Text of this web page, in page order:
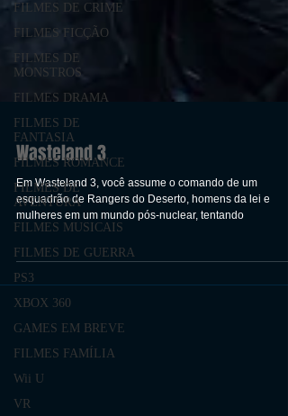
FILMES DE CRIME
FILMES FICÇÃO
FILMES DE
MONSTROS
FILMES DRAMA
FILMES DE
FANTASIA
FILMES ROMANCE
FILMES DE
AVENTURA
FILMES MUSICAIS
FILMES DE GUERRA
PS3
XBOX 360
GAMES EM BREVE
FILMES FAMÍLIA
Wii U
VR
Wasteland 3
esquadrão de Rangers do Deserto, homens da lei e
mulheres em um mundo pós-nuclear, tentando